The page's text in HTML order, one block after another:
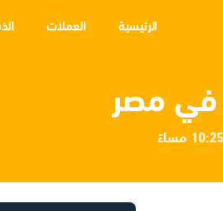
الرئيسية العملات
في مصر